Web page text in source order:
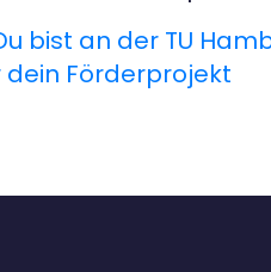
bist an der TU
Förderprojekt